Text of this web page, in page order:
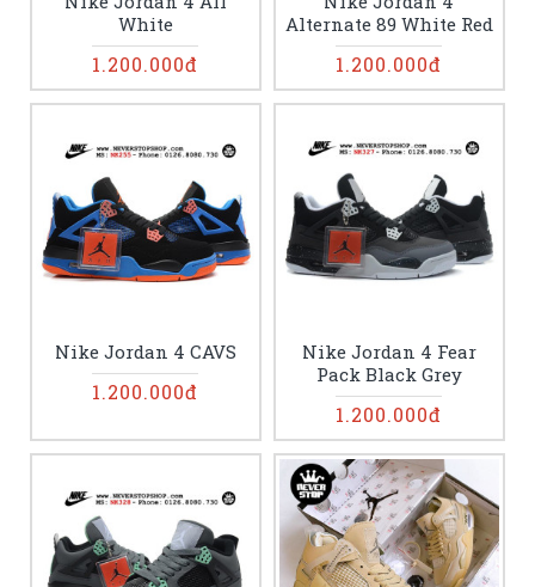
White
1.200.000đ
Alternate 89 White Red
1.200.000đ
Nike Jordan 4 CAVS
1.200.000đ
Nike Jordan 4 Fear
Pack Black Grey
1.200.000đ